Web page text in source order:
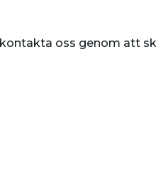
oss genom att